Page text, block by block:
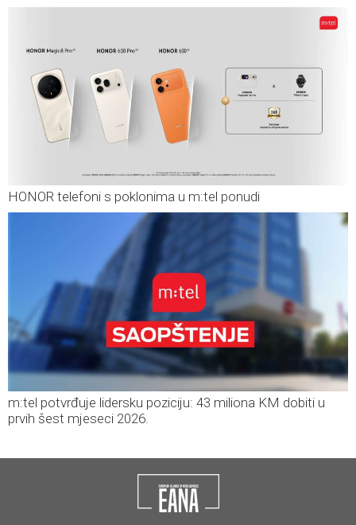
HONOR telefoni s poklonima u m:tel ponudi
m:tel potvrđuje lidersku poziciju: 43 miliona KM dobiti u
prvih šest mjeseci 2026.